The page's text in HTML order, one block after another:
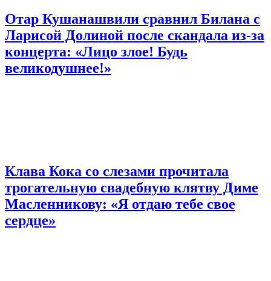
Отар Кушанашвили сравнил Билана с
Ларисой Долиной после скандала из-за
концерта: «Лицо злое! Будь
великодушнее!»
Клава Кока со слезами прочитала
трогательную свадебную клятву Диме
Масленникову: «Я отдаю тебе свое
сердце»